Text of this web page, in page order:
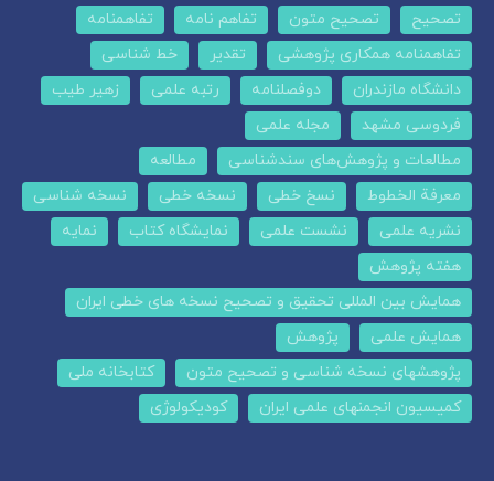
تصحیح
تصحیح متون تفاهم نامه
تفاهمنامه
تفاهمنامه همکاری پژوهشی
تقدیر
خط شناسی
دانشگاه مازندران
دوفصلنامه رتبه علمی
زهیر طیب
فردوسی مشهد
مجله علمی
مطالعات و پژوهش‌های سندشناسی
مطالعه
معرفة الخطوط
نسخ خطی نسخه خطی
نسخه شناسی
نشریه علمی
نشست علمی نمایشگاه کتاب
نمایه
هفته پژوهش
همایش بین المللی تحقیق و تصحیح نسخه های خطی ایران
همایش علمی
پژوهش
پژوهشهای نسخه شناسی و تصحیح متون
کتابخانه ملی
کمیسیون انجمنهای علمی ایران
کودیکولوژی